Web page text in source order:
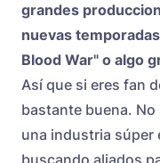
grandes
nuevas
Blood War" o algo
Así que si eres fan
bastante buena.
una industria súper